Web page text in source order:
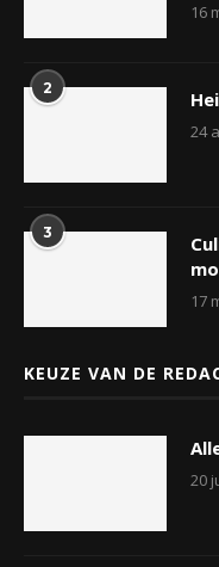
16
2
24
3
17
KEUZE VAN DE
20